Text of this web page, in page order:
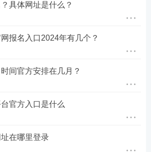
各省、自治区、直辖市价格主管部
的相关规定执行。如需开具报名费
所在地省级注协发布的报名简章及
届毕业生) 完成交费手续后，可在
登录网报系统查询个人审核状态，
，此前已交纳的报名费不予退还。
试时间和地点
具体网址是什么？
报名入口2024年有几个？
间官方安排在几月？
官方入口是什么
在哪里登录